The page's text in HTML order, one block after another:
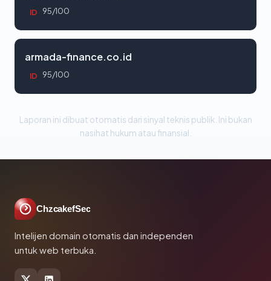
ID 95/100
armada-finance.co.id
ID 95/100
Laporan ini dibuat otomatis dari sinyal teknis publik. Ini bukan
nasihat hukum atau finansial.
ChzcakefSec
Intelijen domain otomatis dan independen
untuk web terbuka.